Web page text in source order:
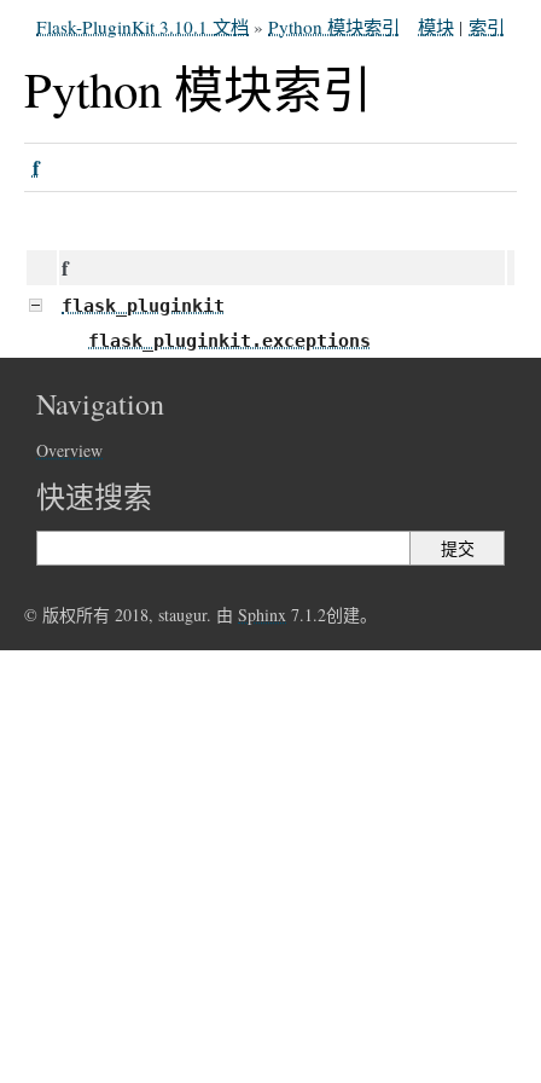
索引
模块 |
Flask-PluginKit 3.10.1 文档 » Python 模块索引
Python 模块索引
f
f
flask_pluginkit
flask_pluginkit.exceptions
Navigation
Overview
快速搜索
© 版权所有 2018, staugur. 由 Sphinx 7.1.2创建。